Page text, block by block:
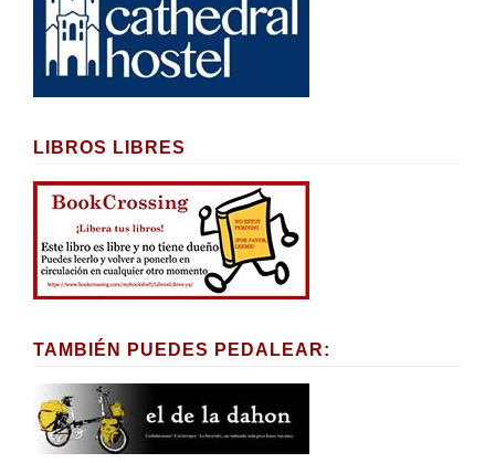
LIBROS LIBRES
TAMBIÉN PUEDES PEDALEAR: